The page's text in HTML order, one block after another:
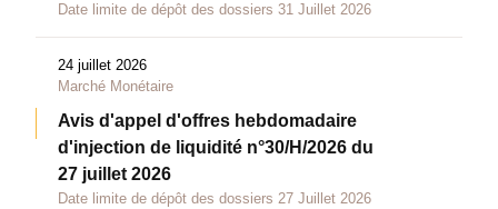
Date limite de dépôt des dossiers 31 Juillet 2026
24 juillet 2026
Marché Monétaire
Avis d'appel d'offres hebdomadaire
d'injection de liquidité n°30/H/2026 du
27 juillet 2026
Date limite de dépôt des dossiers 27 Juillet 2026